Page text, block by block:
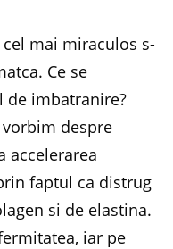
mai miraculos s-
Ce se
de imbatranire?
despre
accelerarea
faptul ca distrug
si de elastina.
iar pe